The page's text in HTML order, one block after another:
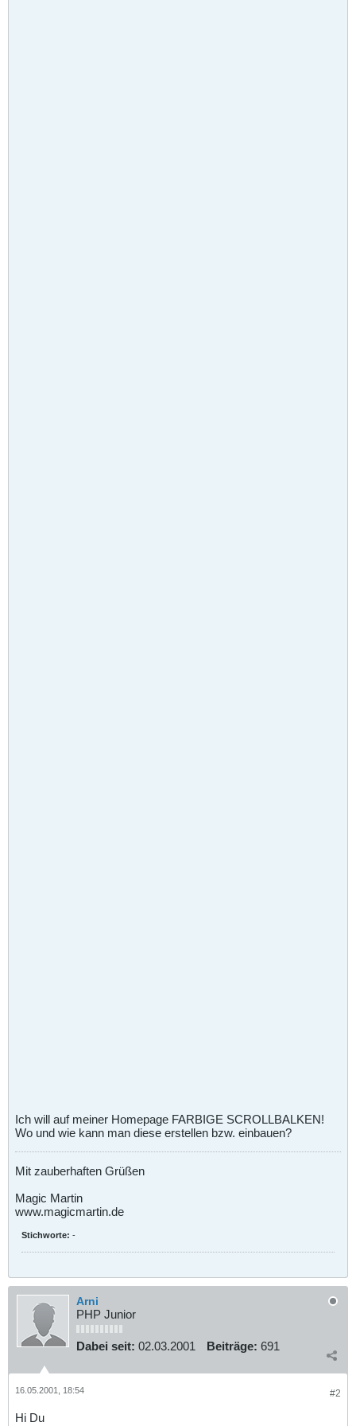
Ich will auf meiner Homepage FARBIGE SCROLLBALKEN!
Wo und wie kann man diese erstellen bzw. einbauen?
Mit zauberhaften Grüßen
Magic Martin
www.magicmartin.de
Stichworte: -
Arni
PHP Junior
Dabei seit: 02.03.2001 Beiträge: 691
#2
16.05.2001, 18:54
Hi Du